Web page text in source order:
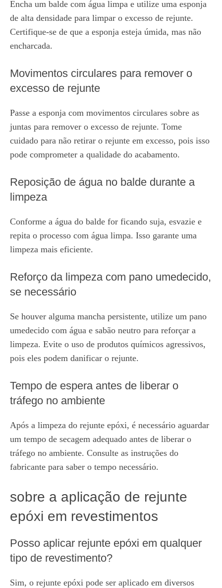
Encha um balde com água limpa e utilize uma esponja
de alta densidade para limpar o excesso de rejunte.
Certifique-se de que a esponja esteja úmida, mas não
encharcada.
Movimentos circulares para remover o
excesso de rejunte
Passe a esponja com movimentos circulares sobre as
juntas para remover o excesso de rejunte. Tome
cuidado para não retirar o rejunte em excesso, pois isso
pode comprometer a qualidade do acabamento.
Reposição de água no balde durante a
limpeza
Conforme a água do balde for ficando suja, esvazie e
repita o processo com água limpa. Isso garante uma
limpeza mais eficiente.
Reforço da limpeza com pano umedecido,
se necessário
Se houver alguma mancha persistente, utilize um pano
umedecido com água e sabão neutro para reforçar a
limpeza. Evite o uso de produtos químicos agressivos,
pois eles podem danificar o rejunte.
Tempo de espera antes de liberar o
tráfego no ambiente
Após a limpeza do rejunte epóxi, é necessário aguardar
um tempo de secagem adequado antes de liberar o
tráfego no ambiente. Consulte as instruções do
fabricante para saber o tempo necessário.
sobre a aplicação de rejunte
epóxi em revestimentos
Posso aplicar rejunte epóxi em qualquer
tipo de revestimento?
Sim, o rejunte epóxi pode ser aplicado em diversos